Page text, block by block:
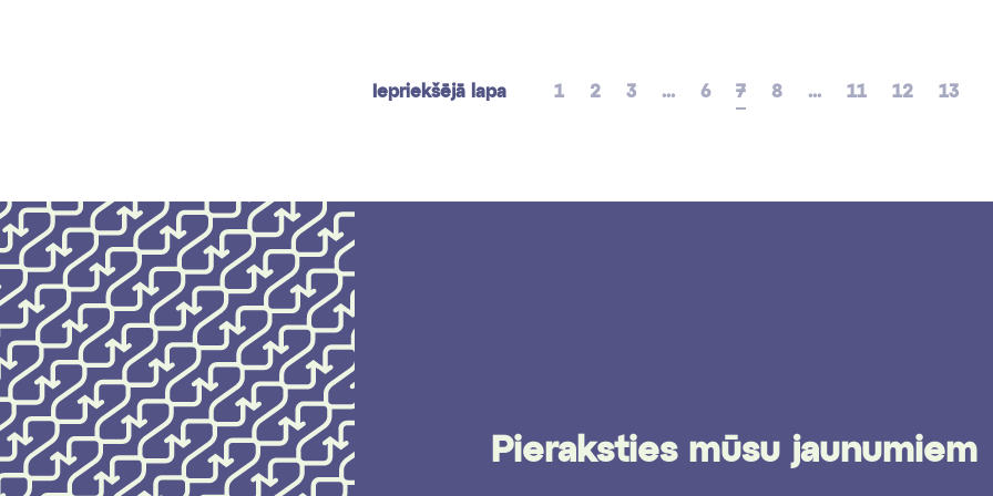
Iepriekšējā lapa 1 2 3 ... 6 7 8 ... 11 12 13
Pieraksties mūsu jaunumiem